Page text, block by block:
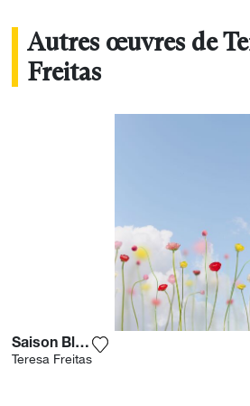
Autres œuvres de
Freitas
Saison Blooms
Teresa Freitas